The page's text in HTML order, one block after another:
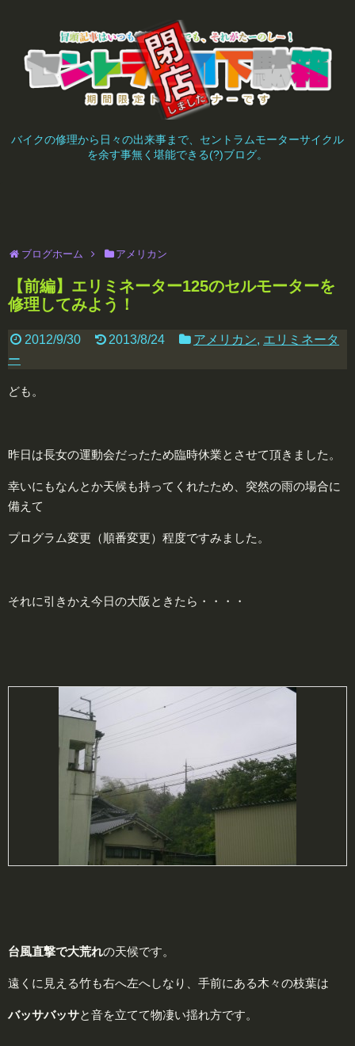
バイクの修理から日々の出来事まで、セントラムモーターサイクル
を余す事無く堪能できる(?)ブログ。
ブログホーム アメリカン
【前編】エリミネーター125のセルモーターを
修理してみよう！
2012/9/30 2013/8/24 アメリカン, エリミネータ
ー
ども。
昨日は長女の運動会だったため臨時休業とさせて頂きました。
幸いにもなんとか天候も持ってくれたため、突然の雨の場合に
備えて
プログラム変更（順番変更）程度ですみました。
それに引きかえ今日の大阪ときたら・・・・
台風直撃で大荒れの天候です。
遠くに見える竹も右へ左へしなり、手前にある木々の枝葉は
バッサバッサと音を立てて物凄い揺れ方です。